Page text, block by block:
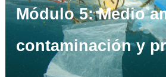
Módulo 5: Medio
contaminación y